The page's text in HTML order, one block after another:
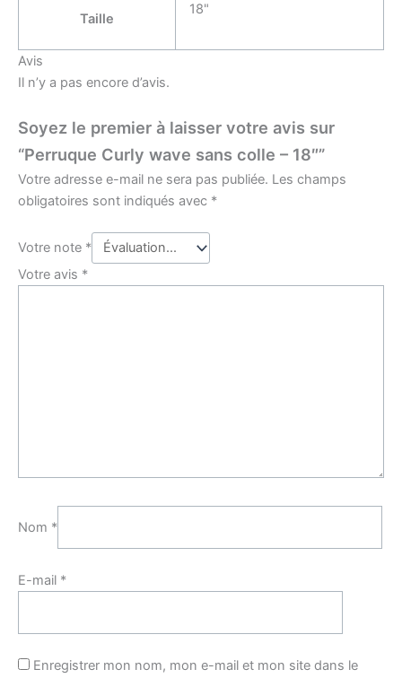
Taille
18"
Avis
Il n’y a pas encore d’avis.
Soyez le premier à laisser votre avis sur
“Perruque Curly wave sans colle – 18″”
Votre adresse e-mail ne sera pas publiée. Les champs
obligatoires sont indiqués avec *
Votre note *
Votre avis *
Nom *
E-mail *
Enregistrer mon nom, mon e-mail et mon site dans le